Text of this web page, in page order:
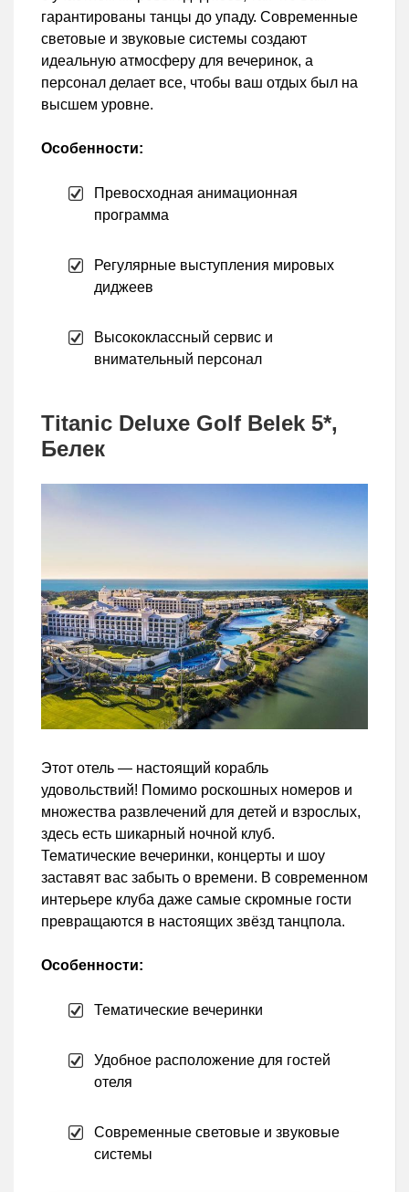
гарантированы танцы до упаду. Современные
световые и звуковые системы создают
идеальную атмосферу для вечеринок, а
персонал делает все, чтобы ваш отдых был на
высшем уровне.
Особенности:
Превосходная анимационная
программа
Регулярные выступления мировых
диджеев
Высококлассный сервис и
внимательный персонал
Titanic Deluxe Golf Belek 5*,
Белек
Этот отель — настоящий корабль
удовольствий! Помимо роскошных номеров и
множества развлечений для детей и взрослых,
здесь есть шикарный ночной клуб.
Тематические вечеринки, концерты и шоу
заставят вас забыть о времени. В современном
интерьере клуба даже самые скромные гости
превращаются в настоящих звёзд танцпола.
Особенности:
Тематические вечеринки
Удобное расположение для гостей
отеля
Современные световые и звуковые
системы